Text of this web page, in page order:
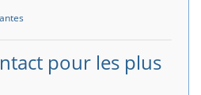
pour les plus